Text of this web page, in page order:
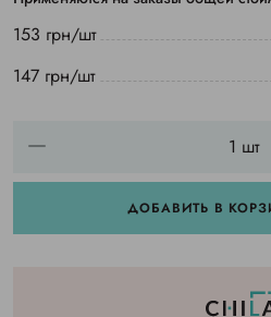
153 грн/шт
147 грн/шт
ДОБАВИТЬ В